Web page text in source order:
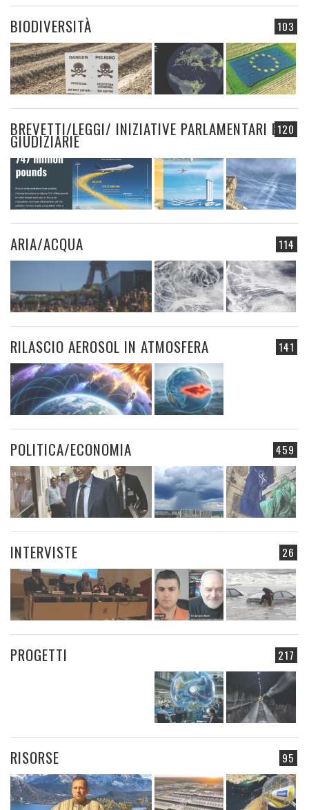
103
BIODIVERSITÀ
120
BREVETTI/LEGGI/ INIZIATIVE PARLAMENTARI E
GIUDIZIARIE
114
ARIA/ACQUA
141
RILASCIO AEROSOL IN ATMOSFERA
459
POLITICA/ECONOMIA
26
INTERVISTE
217
PROGETTI
95
RISORSE